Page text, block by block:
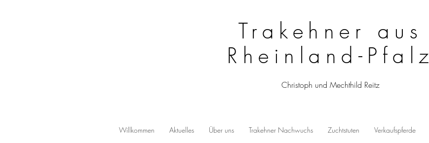
Trakehner aus
Rheinland-Pfalz
Christoph und Mechthild Reitz
Willkommen Aktuelles Über uns Trakehner Nachwuchs Zuchtstuten Verkaufspferde